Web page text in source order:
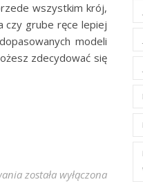
wszystkim krój,
czy grube ręce lepiej
modeli
zdecydować się
T-shirty plus size: odkryj
została wyłączona